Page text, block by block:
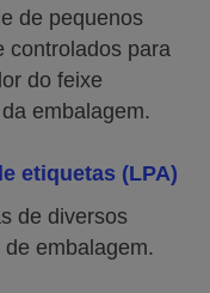
de pequenos
controlados para
do feixe
embalagem.
etiquetas (LPA)
de diversos
embalagem.